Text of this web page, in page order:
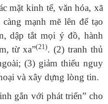
mặt kinh tế, văn hóa, xã
mạnh mẽ lên để tạo
dập tắt mọi ý đồ, hành
từ xa”(21). (2) tranh thủ
(3) giảm thiểu nguy
và xây dựng lòng tin.
gắn với phát triển” cho